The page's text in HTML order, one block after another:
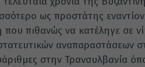
ως προστάτης
που πιθανώς να κατέληγε σε
αναπαραστάσεων
στην Τρανσυλβανία